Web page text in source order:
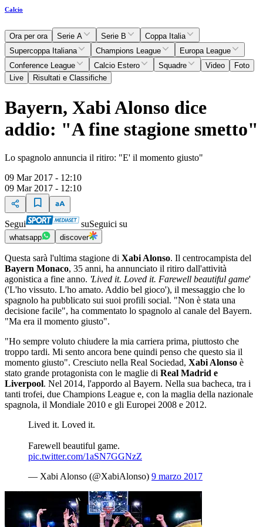
Calcio
Ora per ora Serie A Serie B
Coppa Italia
Supercoppa Italiana
Champions League
Europa League
Conference League
Calcio Estero Squadre Video
Foto
Live
Risultati e Classifiche
Bayern, Xabi Alonso dice
addio: "A fine stagione smetto"
Lo spagnolo annuncia il ritiro: "E' il momento giusto"
09 Mar 2017 - 12:10
09 Mar 2017 - 12:10
Segui suSeguici su
whatsapp discover
Questa sarà l'ultima stagione di Xabi Alonso. Il centrocampista del
Bayern Monaco, 35 anni, ha annunciato il ritiro dall'attività
agonistica a fine anno. 'Lived it. Loved it. Farewell beautiful game'
('L'ho vissuto. L'ho amato. Addio bel gioco'), il messaggio che lo
spagnolo ha pubblicato sui suoi profili social. "Non è stata una
decisione facile", ha commentato lo spagnolo al canale del Bayern.
"Ma era il momento giusto".
"Ho sempre voluto chiudere la mia carriera prima, piuttosto che
troppo tardi. Mi sento ancora bene quindi penso che questo sia il
momento giusto". Cresciuto nella Real Sociedad, Xabi Alonso è
stato grande protagonista con le maglie di Real Madrid e
Liverpool. Nel 2014, l'appordo al Bayern. Nella sua bacheca, tra i
tanti trofei, due Champions League e, con la maglia della nazionale
spagnola, il Mondiale 2010 e gli Europei 2008 e 2012.
Lived it. Loved it.
Farewell beautiful game.
pic.twitter.com/1aSN7GGNzZ
— Xabi Alonso (@XabiAlonso) 9 marzo 2017